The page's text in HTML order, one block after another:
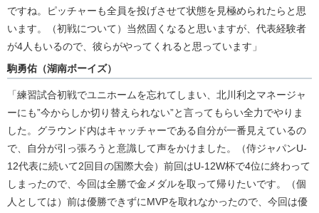
ですね。ピッチャーも全員を投げさせて状態を見極められたらと思
います。（初戦について）当然固くなると思いますが、代表経験者
が4人もいるので、彼らがやってくれると思っています」
駒勇佑（湖南ボーイズ）
「練習試合初戦でユニホームを忘れてしまい、北川利之マネージャ
ーにも”今からしか切り替えられない”と言ってもらい全力でやりま
した。グラウンド内はキャッチャーである自分が一番見えているの
で、自分が引っ張ろうと意識して声をかけました。（侍ジャパンU-
12代表に続いて2回目の国際大会）前回はU-12W杯で4位に終わって
しまったので、今回は全勝で金メダルを取って帰りたいです。（個
人としては）前は優勝できずにMVPを取れなかったので、今回は優